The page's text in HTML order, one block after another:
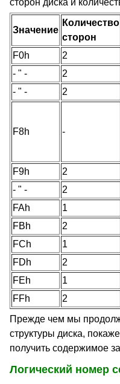
сторон диска и
Значение
Количество
сторон
F0h
2
- " -
2
- " -
2
F8h -
F9h
2
- " -
2
FAh
1
FBh
2
FCh
1
FDh
2
FEh
1
FFh
2
Прежде чем мы
структуры диска,
получить содержимое
Логический номер